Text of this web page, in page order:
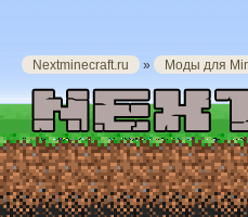
Nextminecraft.ru » Моды для